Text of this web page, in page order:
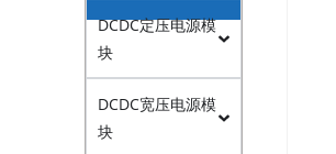
DCDC定压电源模
块
DCDC宽压电源模
块